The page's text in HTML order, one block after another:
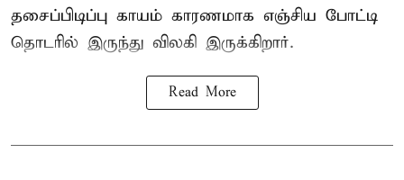
தசைப்பிடிப்பு காயம் காரணமாக எஞ்சிய போட்டி
தொடரில் இருந்து விலகி இருக்கிறார்.
Read More